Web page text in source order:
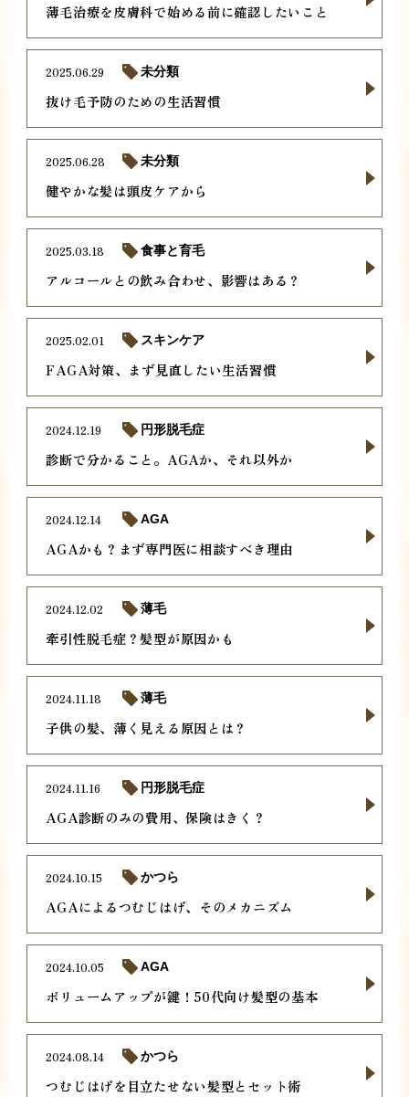
薄毛治療を皮膚科で始める前に確認したいこと
抜け毛予防のための生活習慣
2025.06.29 未分類
健やかな髪は頭皮ケアから
2025.06.28 未分類
アルコールとの飲み合わせ、影響はある？
2025.03.18 食事と育毛
FAGA対策、まず見直したい生活習慣
2025.02.01 スキンケア
診断で分かること。AGAか、それ以外か
2024.12.19 円形脱毛症
AGAかも？まず専門医に相談すべき理由
2024.12.14 AGA
牽引性脱毛症？髪型が原因かも
2024.12.02 薄毛
子供の髪、薄く見える原因とは？
2024.11.18 薄毛
AGA診断のみの費用、保険はきく？
2024.11.16 円形脱毛症
AGAによるつむじはげ、そのメカニズム
2024.10.15 かつら
ボリュームアップが鍵！50代向け髪型の基本
2024.10.05 AGA
つむじはげを目立たせない髪型とセット術
2024.08.14 かつら